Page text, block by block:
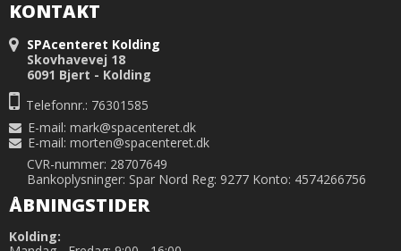
KONTAKT
SPAcenteret Kolding
Skovhavevej 18
6091 Bjert - Kolding
Telefonnr.: 76301585
E-mail: mark@spacenteret.dk
E-mail: morten@spacenteret.dk
CVR-nummer: 28707649
Bankoplysninger: Spar Nord Reg: 9277 Konto: 4574266756
ÅBNINGSTIDER
Kolding: